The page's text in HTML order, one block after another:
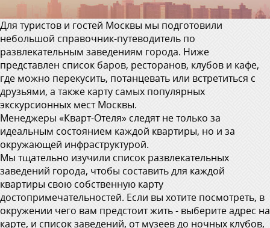
Для туристов и гостей Москвы мы подготовили
небольшой справочник-путеводитель по
развлекательным заведениям города. Ниже
представлен список баров, ресторанов, клубов и кафе,
где можно перекусить, потанцевать или встретиться с
друзьями, а также карту самых популярных
экскурсионных мест Москвы.
Менеджеры «Кварт-Отеля» следят не только за
идеальным состоянием каждой квартиры, но и за
окружающей инфраструктурой.
Мы тщательно изучили список развлекательных
заведений города, чтобы составить для каждой
квартиры свою собственную карту
достопримечательностей. Если вы хотите посмотреть, в
окружении чего вам предстоит жить - выберите адрес на
карте, и список заведений, от музеев до ночных клубов,